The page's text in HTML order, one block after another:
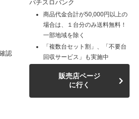
認
パチスロバンク
商品代金合計が50,000円以上の
場合は、１台分のみ送料無料！
一部地域を除く
「複数台セット割」、「不要台
回収サービス」も実施中
販売店ページ
に行く